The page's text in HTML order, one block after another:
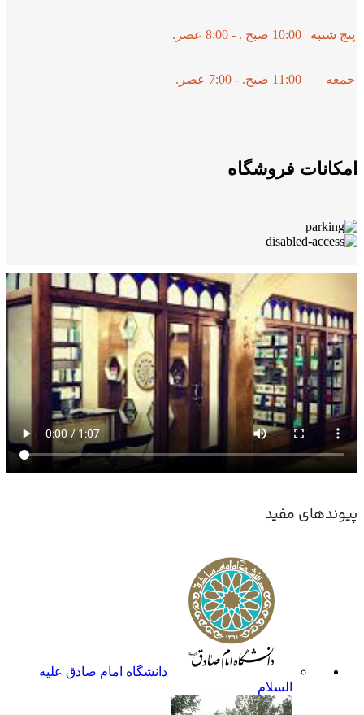
پنج شنبه 10:00 صبح . - 8:00 عصر.
جمعه 11:00 صبح. - 7:00 عصر.
امکانات فروشگاه
پیوندهای مفید
دانشگاه امام صادق علیه
السلام